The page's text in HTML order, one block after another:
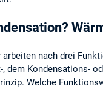
nach drei
dem Kondensations-
Welche